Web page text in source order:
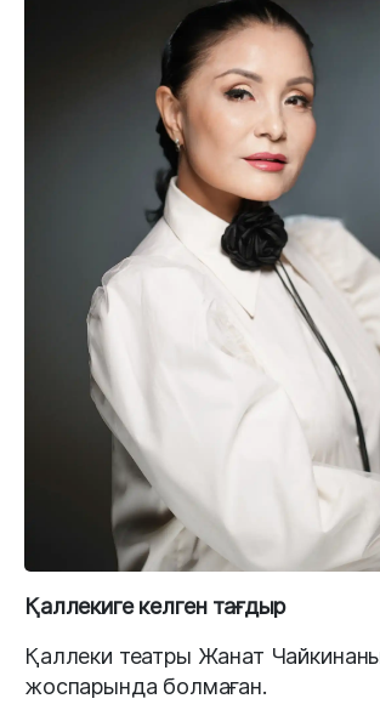
Қаллекиге келген тағдыр
Қаллеки театры Жанат
жоспарында болмаған.